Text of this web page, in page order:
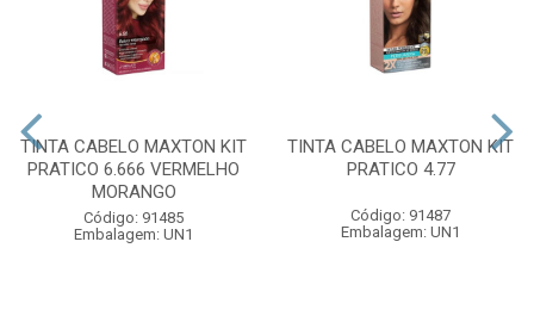
TINTA CABELO MAXTON KIT
PRATICO 6.666 VERMELHO
MORANGO
Código: 91485
Embalagem: UN1
TINTA CABELO MAXTON KIT
PRATICO 4.77
Código: 91487
Embalagem: UN1